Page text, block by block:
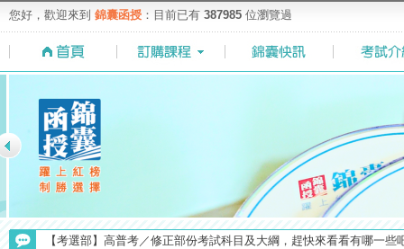
您好，歡迎來到 錦囊函授 ：目前已有 387985 位瀏覽過
【求職秘技＼(￣O￣)】你對國營事業了解多少呢? 必考國事業的6
【考選部】高普考／修正部份考試科目及大綱，趕快來看看有哪一些